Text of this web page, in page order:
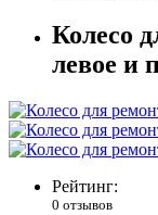
Колесо
левое и
Рейтинг:
0 отзывов